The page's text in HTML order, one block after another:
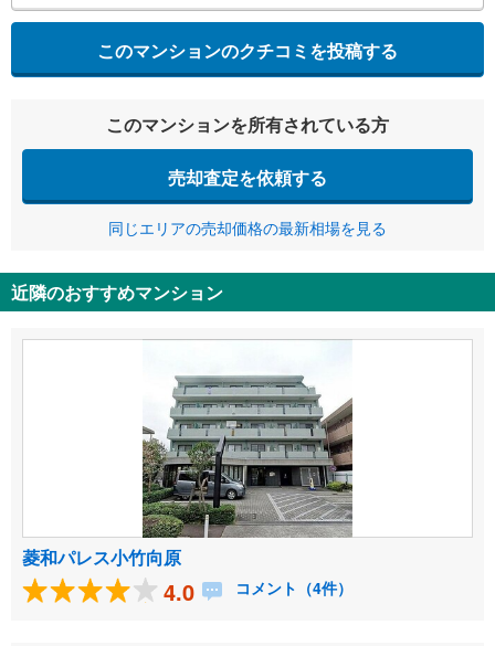
このマンションのクチコミを投稿する
このマンションを所有されている方
売却査定を依頼する
同じエリアの売却価格の最新相場を見る
近隣のおすすめマンション
菱和パレス小竹向原
4.0 コメント（4件）